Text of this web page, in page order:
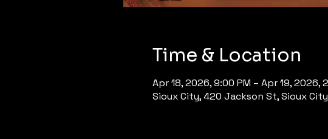
Time & Location
Apr 18, 2026, 9:00 PM – Apr 19, 2026,
Sioux City, 420 Jackson St, Sioux City,